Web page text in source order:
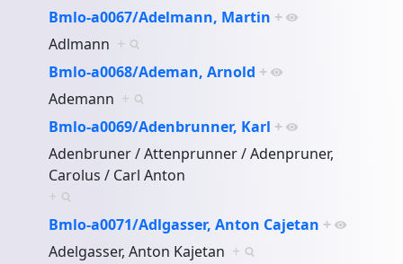
Bmlo-a0067/Adelmann, Martin +
Adlmann +
Bmlo-a0068/Ademan, Arnold +
Ademann +
Bmlo-a0069/Adenbrunner, Karl +
Adenbruner / Attenprunner / Adenpruner,
Carolus / Carl Anton
+
Bmlo-a0071/Adlgasser, Anton Cajetan +
Adelgasser, Anton Kajetan +